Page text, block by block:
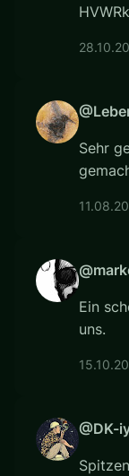
HVWRk
Sehr
Ein
uns.
@DK-